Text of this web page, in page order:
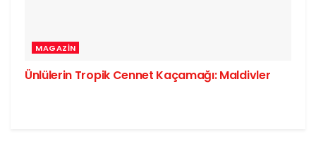
MAGAZIN
Ünlülerin Tropik Cennet Kaçamağı: Maldivler